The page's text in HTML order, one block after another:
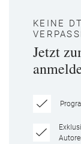
KEINE
Jetzt